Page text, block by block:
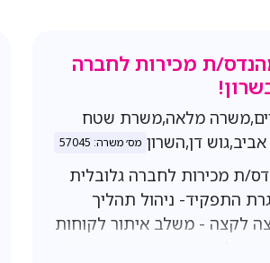
ת מכירות לחברה
מלאה,משרת שטח
דן,השרון מס׳ משרה: 57045
ת מכירות לחברה גלובלית
התפקיד- ניהול תהליך
לקצה - משלב איתור לקוחות